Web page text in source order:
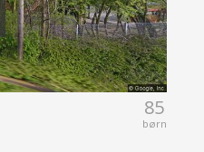
85
børn